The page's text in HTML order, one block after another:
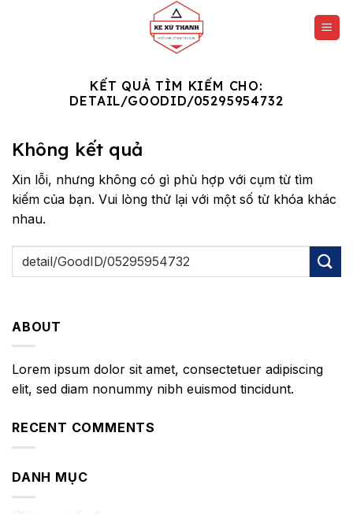
KẾT QUẢ TÌM KIẾM CHO:
DETAIL/GOODID/05295954732
Không kết quả
Xin lỗi, nhưng không có gì phù hợp với cụm từ tìm
kiếm của bạn. Vui lòng thử lại với một số từ khóa khác
nhau.
ABOUT
Lorem ipsum dolor sit amet, consectetuer adipiscing
elit, sed diam nonummy nibh euismod tincidunt.
RECENT COMMENTS
DANH MỤC